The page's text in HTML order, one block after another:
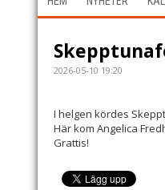
2026-05-10 19:20
I helgen kördes
Här kom Angelica
Grattis!